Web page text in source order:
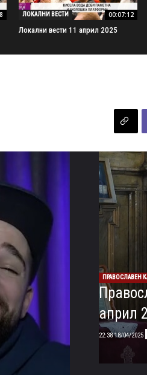
ЛОКАЛНИ ВЕСТИ 00:07:12
Локални вести 11 април 2025
ПРАВОСЛАВЕН
април
18/04/2025 22:38